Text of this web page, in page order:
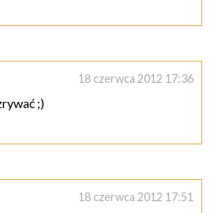
18 czerwca 2012 17:36
;)
18 czerwca 2012 17:51